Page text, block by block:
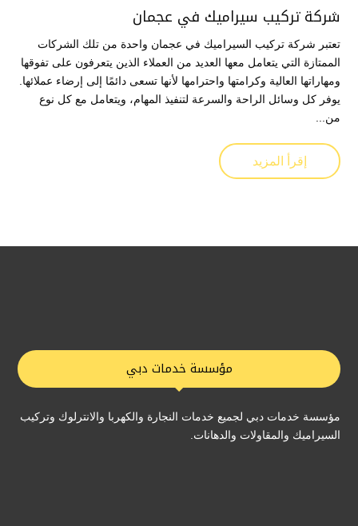
شركة تركيب سيراميك في عجمان
تعتبر شركة تركيب السيراميك في عجمان واحدة من تلك الشركات
الممتازة التي يتعامل معها العديد من العملاء الذين يتعرفون على تفوقها
ومهاراتها العالية وكرامتها واحترامها لأنها تسعى دائمًا إلى إرضاء عملائها.
يوفر كل وسائل الراحة والسرعة لتنفيذ المهام، ويتعامل مع كل نوع
من...
إقرأ المزيد
مؤسسة خدمات دبي
مؤسسة خدمات دبي لجميع خدمات النجارة والكهربا والانترلوك وتركيب
السيراميك والمقاولات والدهانات.